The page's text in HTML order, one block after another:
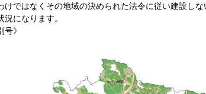
けではなくその地域の決められた法令に従い建設し
になります。
》